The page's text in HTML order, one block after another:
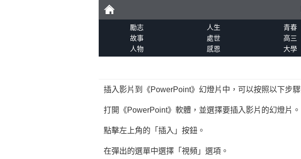
勵
勵志 人生 青春
故事
處世 高三
人物
感恩 大學
插入影片到《PowerPoint》幻燈片中，可以按照以下步驟
打開《PowerPoint》軟體，並選擇要插入影片的幻燈片。
點擊左上角的「插入」按鈕。
在彈出的選單中選擇「視頻」選項。